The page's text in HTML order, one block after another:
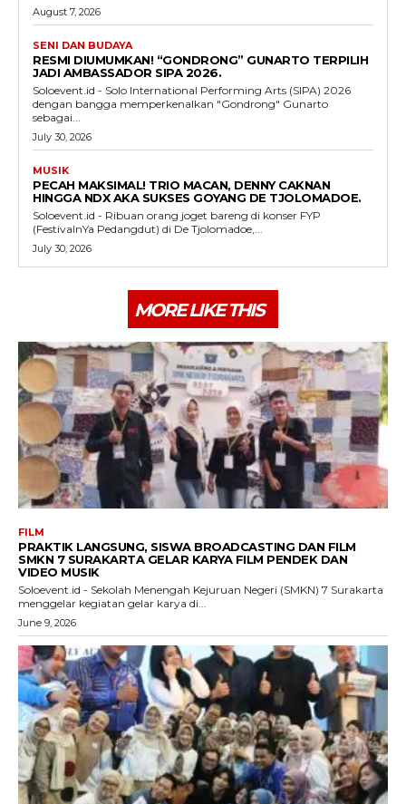
August 7, 2026
SENI DAN BUDAYA
RESMI DIUMUMKAN! “GONDRONG” GUNARTO TERPILIH
JADI AMBASSADOR SIPA 2026.
Soloevent.id - Solo International Performing Arts (SIPA) 2026
dengan bangga memperkenalkan "Gondrong" Gunarto
sebagai...
July 30, 2026
MUSIK
PECAH MAKSIMAL! TRIO MACAN, DENNY CAKNAN
HINGGA NDX AKA SUKSES GOYANG DE TJOLOMADOE.
Soloevent.id - Ribuan orang joget bareng di konser FYP
(FestivalnYa Pedangdut) di De Tjolomadoe,...
July 30, 2026
MORE LIKE THIS
FILM
PRAKTIK LANGSUNG, SISWA BROADCASTING DAN FILM
SMKN 7 SURAKARTA GELAR KARYA FILM PENDEK DAN
VIDEO MUSIK
Soloevent.id - Sekolah Menengah Kejuruan Negeri (SMKN) 7 Surakarta
menggelar kegiatan gelar karya di...
June 9, 2026